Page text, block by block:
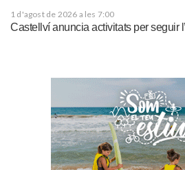
1 d'agost de 2026 a les 7:00
Castellví anuncia activitats per seguir